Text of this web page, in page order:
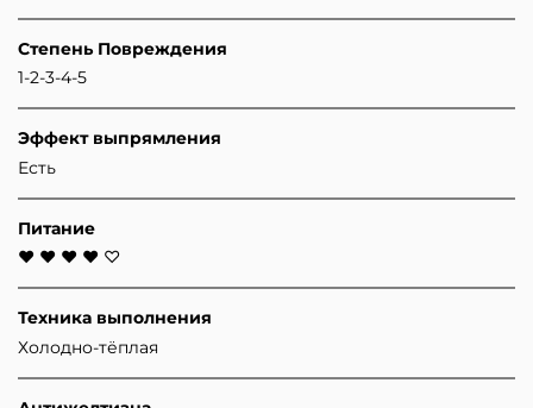
Степень Повреждения
1-2-3-4-5
Эффект выпрямления
Есть
Питание
♥ ♥ ♥ ♥ ♡
Техника выполнения
Холодно-тёплая